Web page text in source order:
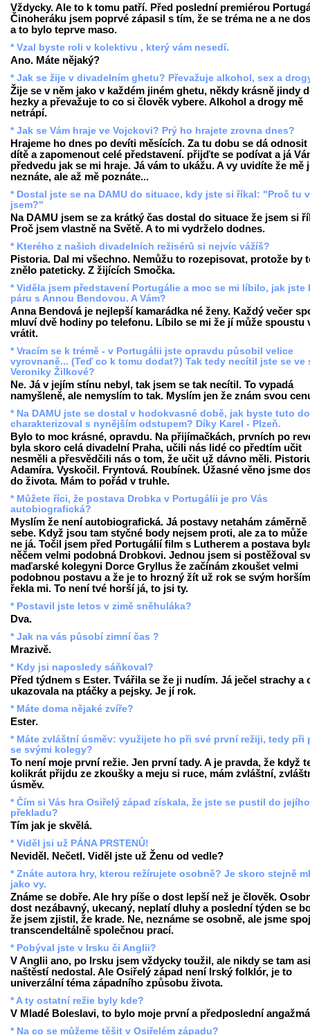
Vždycky. Ale to k tomu patří. Před poslední premiérou
Činoheráku jsem poprvé zápasil s tím, že se tréma ne a ne
a to bylo teprve maso.
* Vzal byste roli v kolektivu , který vám nesedí.
Ano. Máte nějaký?
* Jak se žije v divadelním ghetu? Převažuje alkohol, sex a
Žije se v něm jako v každém jiném ghetu, někdy krásně jindy
hezky a převažuje to co si člověk vybere. Alkohol a drogy mě
netrápí.
* Jak se Vám hraje ve Vojckovi? Prý ho hrajete zrovna dnes?
Hrajeme ho dnes po devíti měsících. Za tu dobu se dá odnosit
dítě a zapomenout celé představení. přijďte se podívat a já
předvedu jak se mi hraje. Já vám to ukážu. A vy uvidíte že mě
neznáte, ale až mě poznáte...
* Dostal jste se na DAMU do situace, kdy jste si říkal: "Proč tu
jsem?"
Na DAMU jsem se za krátký čas dostal do situace že jsem si
Proč jsem vlastně na Světě. A to mi vydrželo dodnes.
* Kterého z našich divadelních režisérů si nejvíc vážíš?
Pistoria. Dal mi všechno. Nemůžu to rozepisovat, protože by
znělo pateticky. Z žijících Smočka.
* Viděla jsem představení Portugálie a moc se mi líbilo, jak jste
páru s Annou Bendovou. A Vám?
Anna Bendová je nejlepší kamarádka né ženy. Každý večer
mluví dvě hodiny po telefonu. Líbilo se mi že jí může spoustu
vrátit.
* Vracím se k trémě - v Portugálii jste opravdu působil velice
vyrovnaně... (Teď co k tomu dodat?) Tak tedy necítil jste se ve
Veroniky Žilkové?
Ne. Já v jejím stínu nebyl, tak jsem se tak necítil. To vypadá
namyšleně, ale nemyslím to tak. Myslím jen že znám svou
* Na DAMU jste se dostal v hodokvasné době, jak byste tuto
charakterizoval s nynějším odstupem? Díky Karel - Plzeň.
Bylo to moc krásné, opravdu. Na přijímačkách, prvních po
byla skoro celá divadelní Praha, učili nás lidé co předtím učit
nesměli a přesvědčili nás o tom, že učit už dávno měli.
Adamíra. Vyskočil. Fryntová. Roubínek. Úžasné věno jsme
do života. Mám to pořád v truhle.
* Můžete říci, že postava Drobka v Portugálii je pro Vás
autobiografická?
Myslím že není autobiografická. Já postavy netahám záměrně
sebe. Když jsou tam styčné body nejsem proti, ale za to může
ne já. Točil jsem před Portugálií film s Lutherem a postava
něčem velmi podobná Drobkovi. Jednou jsem si postěžoval
maďarské kolegyni Dorce Gryllus že začínám zkoušet velmi
podobnou postavu a že je to hrozný žít už rok se svým
řekla mi. To není tvé horší já, to jsi ty.
* Postavil jste letos v zimě sněhuláka?
Dva.
* Jak na vás působí zimní čas ?
Mrazivě.
* Kdy jsi naposledy sáňkoval?
Před týdnem s Ester. Tvářila se že ji nudím. Já ječel strachy a
ukazovala na ptáčky a pejsky. Je jí rok.
* Máte doma nějaké zvíře?
Ester.
* Máte zvláštní úsměv: využijete ho při své první režiji, tedy při
se svými kolegy?
To není moje první režie. Jen první tady. A je pravda, že když
kolikrát přijdu ze zkoušky a meju si ruce, mám zvláštní,
úsměv.
* Čím si Vás hra Osiřelý západ získala, že jste se pustil do jejího
překladu?
Tím jak je skvělá.
* Viděl jsi už PÁNA PRSTENŮ!
Neviděl. Nečetl. Viděl jste už Ženu od vedle?
* Znáte autora hry, kterou režírujete osobně? Je skoro stejně
jako vy.
Známe se dobře. Ale hry píše o dost lepší než je člověk.
dost nezábavný, ukecaný, neplatí dluhy a poslední týden se
že jsem zjistil, že krade. Ne, neznáme se osobně, ale jsme
transcendeltálně společnou prací.
* Pobýval jste v Irsku či Anglii?
V Anglii ano, po Irsku jsem vždycky toužil, ale nikdy se tam asi
naštěstí nedostal. Ale Osiřelý západ není Irský folklór, je to
univerzální téma západního způsobu života.
* A ty ostatní režie byly kde?
V Mladé Boleslavi, to bylo moje první a předposlední
* Na co se můžeme těšit v Osiřelém západu?